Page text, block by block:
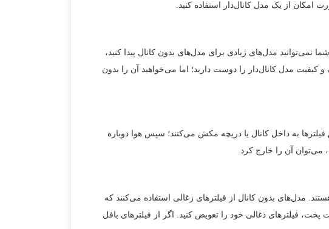
امکان از یک مدل کانال‌دار استفاده کنید.
نمی‌توانید مدل‌های زیادی برای مدل‌های بدون کانال پیدا ‌کنید،
مدل کانال‌دار را دوست دارید؛ اما می‌خواهید آن را بدون
به داخل کانال یا دریچه مکش می‌کنند؛ سپس هوا دوباره
می‌توان آن را خارج کرد.
مدل‌های بدون کانال از فیلترهای زغالی استفاده می‌کنند که
می‌اندازد و بوها را قبل از اینکه هوا به آشپزخانه شما برگردد، خنثی می‌کند. پس از هر 120 ساعت پخت، فیلترهای ذغالی خود را تعویض کنید. اگر از فیلترهای بافل